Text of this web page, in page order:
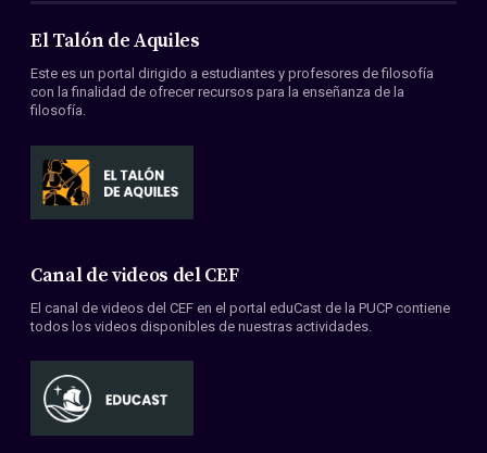
Acerca de nosotros
Miembros
Convenios
El Talón de Aquiles
Este es un portal dirigido a estudiantes y profesores de filosofía
con la finalidad de ofrecer recursos para la enseñanza de la
filosofía.
Canal de videos del CEF
El canal de videos del CEF en el portal eduCast de la PUCP contiene
todos los videos disponibles de nuestras actividades.